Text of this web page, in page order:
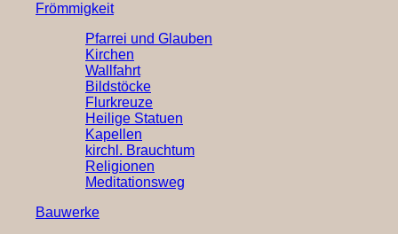
Frömmigkeit
Pfarrei und Glauben
Kirchen
Wallfahrt
Bildstöcke
Flurkreuze
Heilige Statuen
Kapellen
kirchl. Brauchtum
Religionen
Meditationsweg
Bauwerke